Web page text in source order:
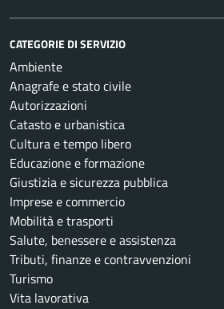
CATEGORIE DI SERVIZIO
Ambiente
Anagrafe e stato civile
Autorizzazioni
Catasto e urbanistica
Cultura e tempo libero
Educazione e formazione
Giustizia e sicurezza pubblica
Imprese e commercio
Mobilità e trasporti
Salute, benessere e assistenza
Tributi, finanze e contravvenzioni
Turismo
Vita lavorativa